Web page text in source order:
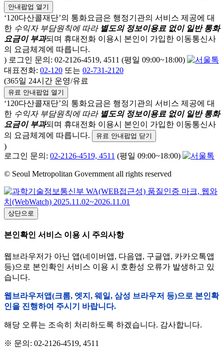
안내팝업 열기
‘120다산콜재단’의 통화요금은 행정기관의 서비스 제공에 대
한 수익자 부담원칙에 따라 별도의 정보이용료 없이 일반 통화
요금이 부과되며 휴대전화 이용시 본인이 가입한 이동통신사
의 요금체계에 따릅니다.
) 로그인 문의: 02-2126-4519, 4511 (평일 09:00~18:00)
대표전화: 02-120 또는 02-731-2120
(365일 24시간 운영/유료
유료 안내팝업 열기
‘120다산콜재단’의 통화요금은 행정기관의 서비스 제공에 대
한 수익자 부담원칙에 따라 별도의 정보이용료 없이 일반 통화
요금이 부과되며 휴대전화 이용시 본인이 가입한 이동통신사
의 요금체계에 따릅니다.
유료 안내팝업 닫기
)
로그인 문의: 02-2126-4519, 4511 (평일 09:00~18:00)
© Seoul Metropolitan Government all rights reserved
상단으로
본인확인 서비스 이용 시 주의사항
웹브라우저가 아닌 앱(네이버앱, 다음앱, 구글앱, 카카오톡앱
등)으로 본인확인 서비스 이용 시 호환성 오류가 발생하고 있
습니다.
웹브라우저앱(크롬, 엣지, 웨일, 삼성 브라우저 등)으로 본인확
인을 진행하여 주시기 바랍니다.
해당 오류는 조속히 처리하도록 하겠습니다. 감사합니다.
※ 문의: 02-2126-4519, 4511